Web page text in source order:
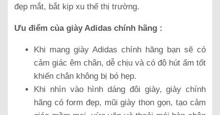
đẹp mắt, bắt kịp xu thế thị trường.
Ưu điểm của giày Adidas chính hãng :
Khi mang giày Adidas chính hãng bạn sẽ có
cảm giác êm chân, dễ chịu và có độ hút ẩm tốt
khiến chân không bị bó hẹp.
Khi nhìn vào hình dáng đôi giày, giày chính
hãng có form đẹp, mũi giày thon gọn, tạo cảm